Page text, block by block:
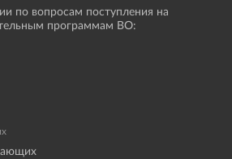
по вопросам поступления на
программам ВО: